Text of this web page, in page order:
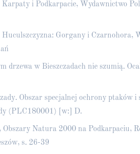
i Podkarpacie, Wydawnictwo
Huculszczyzna: Gorgany i Czarnohora,
drzewa w Bieszczadach nie szumią.
Obszar specjalnej ochrony ptaków i
(PLC180001) [w:] D.
Obszary Natura 2000 na Podkarpaciu,
s. 26-39